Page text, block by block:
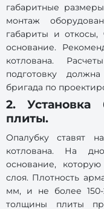
габаритные
монтаж
габариты и откосы,
основание.
котлована.
подготовку
бригада по
2. Установка
плиты.
Опалубку ставят
котлована. На
основание,
слоя. Плотность
мм, и не более 150-
толщины плиты